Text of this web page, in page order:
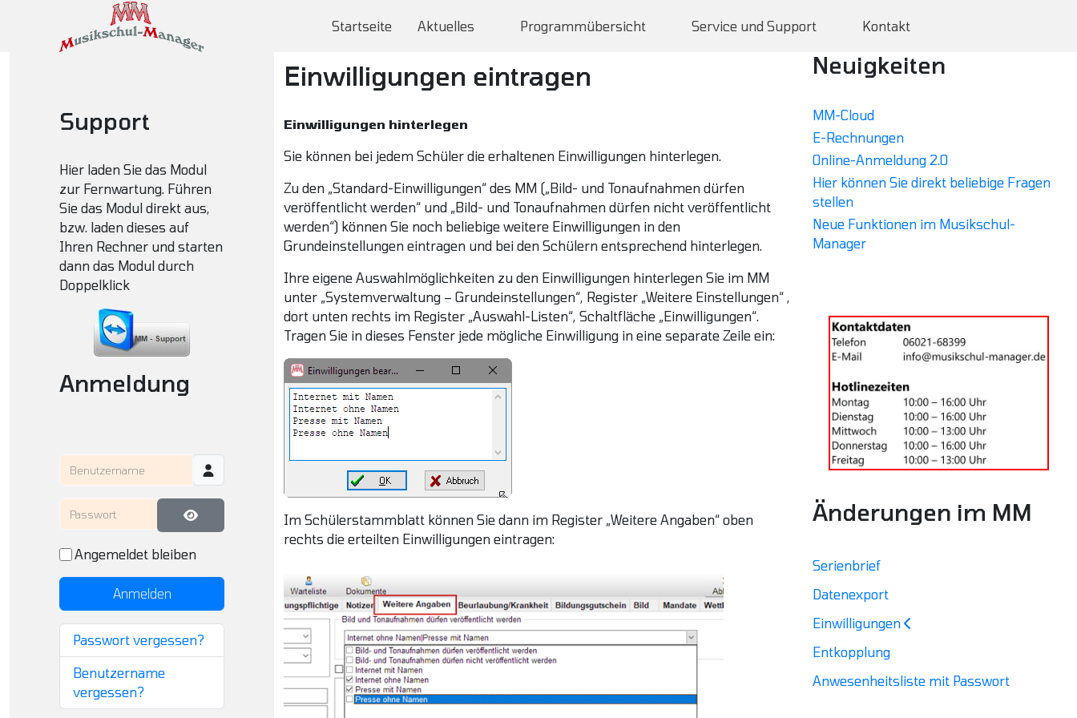
Startseite Aktuelles Programmübersicht Service und Support Kontakt
Support
Hier laden Sie das Modul
zur Fernwartung. Führen
Sie das Modul direkt aus,
bzw. laden dieses auf
Ihren Rechner und starten
dann das Modul durch
Doppelklick
Anmeldung
Benutzername
Passwort
Passwort anzeigen
Angemeldet bleiben
Anmelden
Passwort vergessen?
Benutzername
vergessen?
Einwilligungen eintragen
Einwilligungen hinterlegen
Sie können bei jedem Schüler die erhaltenen Einwilligungen hinterlegen.
Zu den „Standard-Einwilligungen“ des MM („Bild- und Tonaufnahmen dürfen
veröffentlicht werden“ und „Bild- und Tonaufnahmen dürfen nicht veröffentlicht
werden“) können Sie noch beliebige weitere Einwilligungen in den
Grundeinstellungen eintragen und bei den Schülern entsprechend hinterlegen.
Ihre eigene Auswahlmöglichkeiten zu den Einwilligungen hinterlegen Sie im MM
unter „Systemverwaltung – Grundeinstellungen“, Register „Weitere Einstellungen“ ,
dort unten rechts im Register „Auswahl-Listen“, Schaltfläche „Einwilligungen“.
Tragen Sie in dieses Fenster jede mögliche Einwilligung in eine separate Zeile ein:
Im Schülerstammblatt können Sie dann im Register „Weitere Angaben“ oben
rechts die erteilten Einwilligungen eintragen:
Neuigkeiten
MM-Cloud
E-Rechnungen
Online-Anmeldung 2.0
Hier können Sie direkt beliebige Fragen
stellen
Neue Funktionen im Musikschul-
Manager
Änderungen im MM
Serienbrief
Datenexport
Einwilligungen
Entkopplung
Anwesenheitsliste mit Passwort